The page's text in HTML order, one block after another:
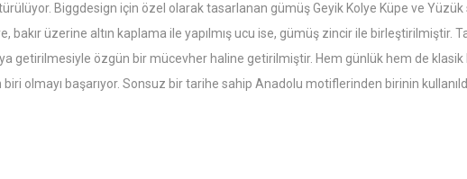
Biggdesign için özel olarak tasarlanan gümüş Geyik Kolye Küpe ve
bakır üzerine altın kaplama ile yapılmış ucu ise, gümüş zincir ile birleştirilmiştir.
getirilmesiyle özgün bir mücevher haline getirilmiştir. Hem günlük hem de
biri olmayı başarıyor. Sonsuz bir tarihe sahip Anadolu motiflerinden birinin